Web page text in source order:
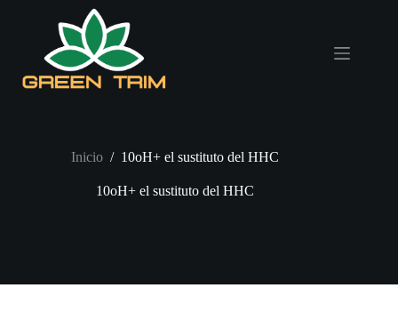
Inicio / 10oH+ el sustituto del HHC
10oH+ el sustituto del HHC